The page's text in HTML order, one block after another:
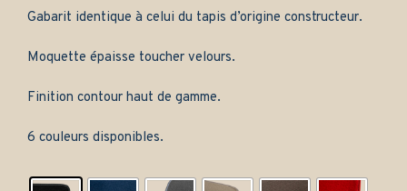
Gabarit identique à celui du tapis d’origine constructeur.
Moquette épaisse toucher velours.
Finition contour haut de gamme.
6 couleurs disponibles.